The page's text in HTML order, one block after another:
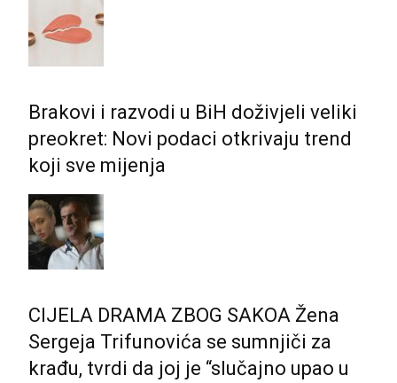
Brakovi i razvodi u BiH doživjeli veliki
preokret: Novi podaci otkrivaju trend
koji sve mijenja
CIJELA DRAMA ZBOG SAKOA Žena
Sergeja Trifunovića se sumnjiči za
krađu, tvrdi da joj je “slučajno upao u